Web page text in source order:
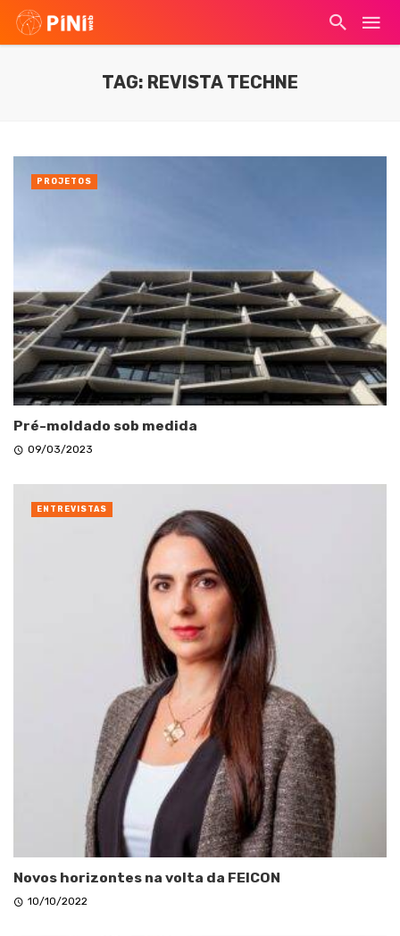
TAG: REVISTA TECHNE
Pré-moldado sob medida
09/03/2023
PROJETOS
Novos horizontes na volta da FEICON
10/10/2022
ENTREVISTAS